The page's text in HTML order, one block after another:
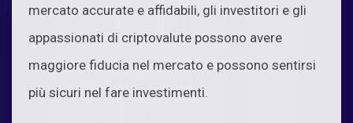
mercato accurate e affidabili, gli investitori e gli
appassionati di criptovalute possono avere
maggiore fiducia nel mercato e possono sentirsi
più sicuri nel fare investimenti.